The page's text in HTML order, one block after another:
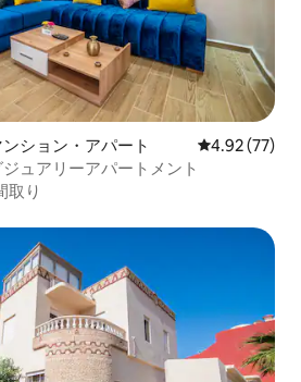
ション・アパート レビュー77
4.92 (77)
ュアリーアパートメント
取り